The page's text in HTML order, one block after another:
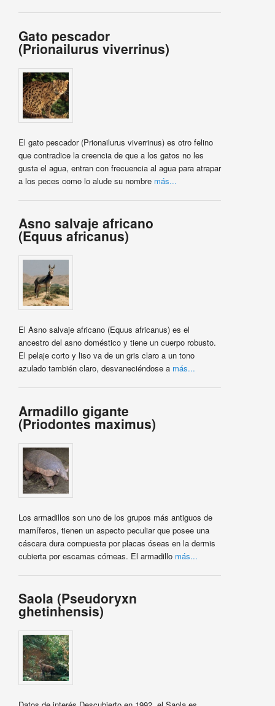
Gato pescador
(Prionailurus viverrinus)
El gato pescador (Prionailurus viverrinus) es otro felino
que contradice la creencia de que a los gatos no les
gusta el agua, entran con frecuencia al agua para atrapar
a los peces como lo alude su nombre más...
Asno salvaje africano
(Equus africanus)
El Asno salvaje africano (Equus africanus) es el
ancestro del asno doméstico y tiene un cuerpo robusto.
El pelaje corto y liso va de un gris claro a un tono
azulado también claro, desvaneciéndose a más...
Armadillo gigante
(Priodontes maximus)
Los armadillos son uno de los grupos más antiguos de
mamíferos, tienen un aspecto peculiar que posee una
cáscara dura compuesta por placas óseas en la dermis
cubierta por escamas córneas. El armadillo más...
Saola (Pseudoryxn
ghetinhensis)